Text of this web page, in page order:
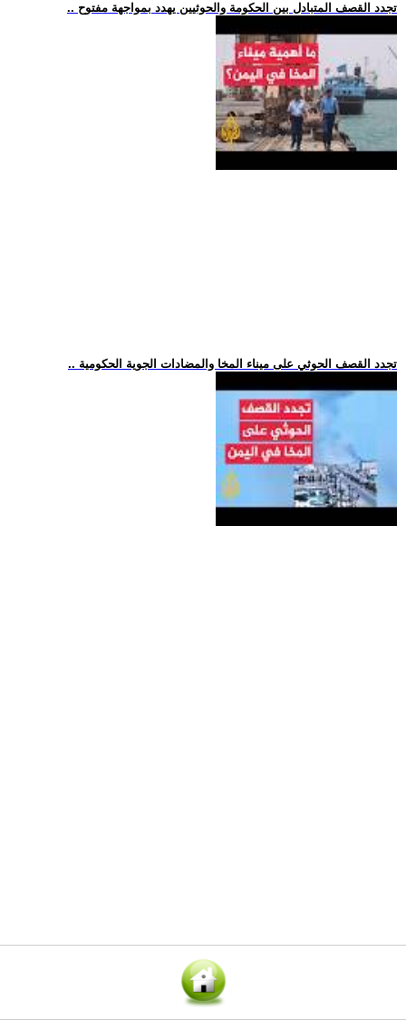
.. تجدد القصف المتبادل بين الحكومة والحوثيين يهدد بمواجهة مفتوح
.. تجدد القصف الحوثي على ميناء المخا والمضادات الجوية الحكومية